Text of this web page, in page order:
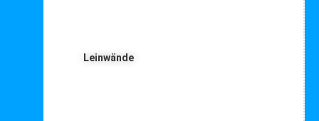
Leinwände